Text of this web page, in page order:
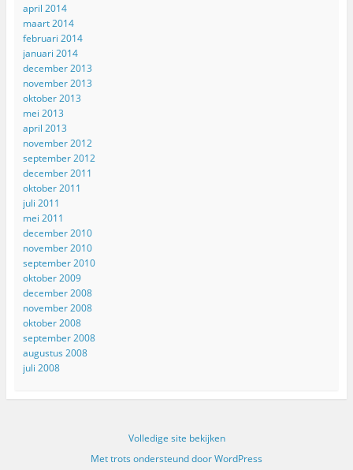
april 2014
maart 2014
februari 2014
januari 2014
december 2013
november 2013
oktober 2013
mei 2013
april 2013
november 2012
september 2012
december 2011
oktober 2011
juli 2011
mei 2011
december 2010
november 2010
september 2010
oktober 2009
december 2008
november 2008
oktober 2008
september 2008
augustus 2008
juli 2008
Volledige site bekijken
Met trots ondersteund door WordPress